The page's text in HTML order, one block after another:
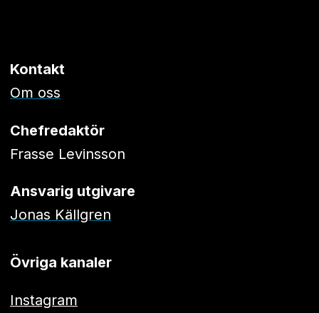
Kontakt
Om oss
Chefredaktör
Frasse Levinsson
Ansvarig utgivare
Jonas Källgren
Övriga kanaler
Instagram